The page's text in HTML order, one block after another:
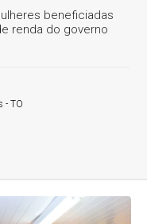
beneficiadas
renda do governo
- TO